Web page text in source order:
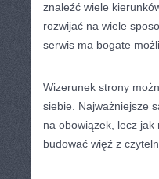
znaleźć wiele
rozwijać na wiele
serwis ma bogate
Wizerunek strony
siebie. Najważniejsze
na obowiązek, lecz
budować więź z